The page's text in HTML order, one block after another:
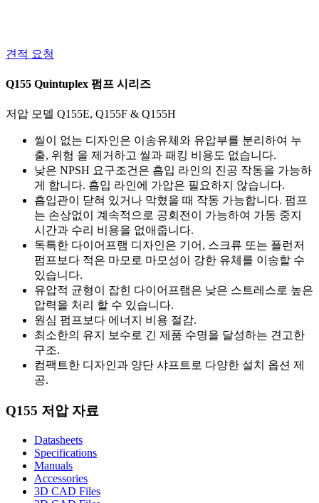
견적 요청
Q155 Quintuplex 펌프 시리즈
저압 모델 Q155E, Q155F & Q155H
씰이 없는 디자인은 이송유체와 유압부를 분리하여 누
출, 위험 을 제거하고 씰과 패킹 비용도 없습니다.
낮은 NPSH 요구조건은 흡입 라인의 진공 작동을 가능하
게 합니다. 흡입 라인에 가압은 필요하지 않습니다.
흡입관이 닫혀 있거나 막혔을 때 작동 가능합니다. 펌프
는 손상없이 계속적으로 공회전이 가능하여 가동 중지
시간과 수리 비용을 없애줍니다.
독특한 다이어프램 디자인은 기어, 스크류 또는 플런저
펌프보다 적은 마모로 마모성이 강한 유체를 이송할 수
있습니다.
유압적 균형이 잡힌 다이어프램은 낮은 스트레스로 높은
압력을 처리 할 수 있습니다.
원심 펌프보다 에너지 비용 절감.
최소한의 유지 보수로 긴 제품 수명을 달성하는 견고한
구조.
컴팩트한 디자인과 양단 샤프트로 다양한 설치 옵션 제
공.
Q155 저압 자료
Datasheets
Specifications
Manuals
Accessories
3D CAD Files